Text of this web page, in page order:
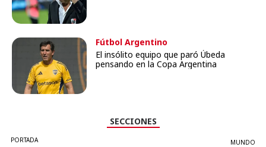
Fútbol Argentino
El insólito equipo que paró Úbeda
pensando en la Copa Argentina
SECCIONES
PORTADA
MUNDO